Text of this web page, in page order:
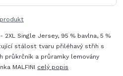
Single Jersey, 95 % bavlna, 5 %
stálost tvaru přiléhavý střih s
průkrčník a průramky lemovány
MALFINI celý popis